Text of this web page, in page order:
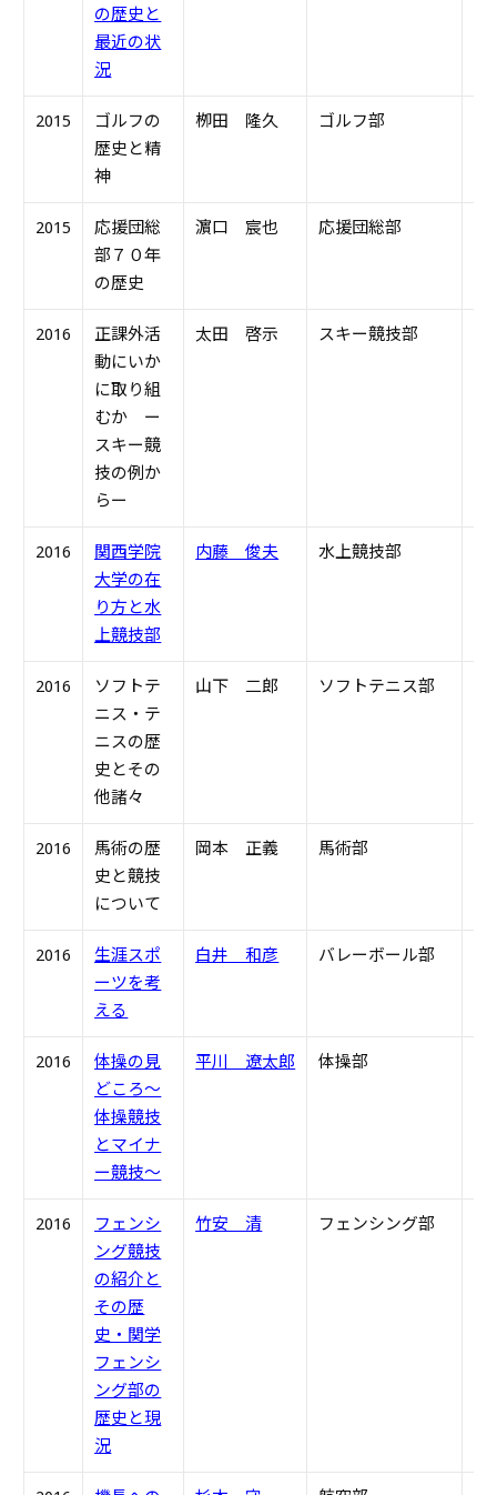
の歴史と
最近の状
況
2015
ゴルフの
歴史と精
神
栁田 隆久 ゴルフ部
2015
応援団総
部７０年
の歴史
濵口 宸也 応援団総部
2016
正課外活
動にいか
に取り組
むか ー
スキー競
技の例か
らー
太田 啓示 スキー競技部
2016
関西学院
大学の在
り方と水
上競技部
内藤 俊夫 水上競技部
2016
ソフトテ
ニス・テ
ニスの歴
史とその
他諸々
山下 二郎 ソフトテニス部
2016
馬術の歴
史と競技
について
岡本 正義 馬術部
2016
生涯スポ
ーツを考
える
白井 和彦 バレーボール部
2016
体操の見
どころ～
体操競技
とマイナ
ー競技～
平川 遼太郎 体操部
2016
フェンシ
ング競技
の紹介と
その歴
史・関学
フェンシ
ング部の
歴史と現
況
竹安 清 フェンシング部